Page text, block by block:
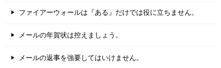
ファイアーウォールは『ある』だけでは役に立ちません。
メールの年賀状は控えましょう。
メールの返事を強要してはいけません。